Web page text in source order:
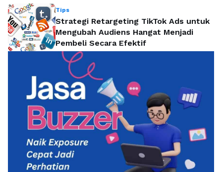
Tips
Strategi Retargeting TikTok Ads untuk
Mengubah Audiens Hangat Menjadi
Pembeli Secara Efektif